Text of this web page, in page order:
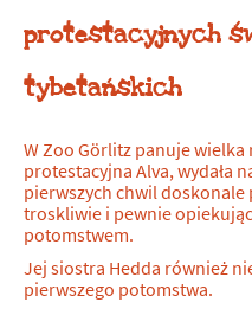
protestacyjnych
tybetańskich
W Zoo Görlitz panuje wielka
protestacyjna Alva, wydała
pierwszych chwil doskonale
troskliwie i pewnie
potomstwem.
Jej siostra Hedda również
pierwszego potomstwa.